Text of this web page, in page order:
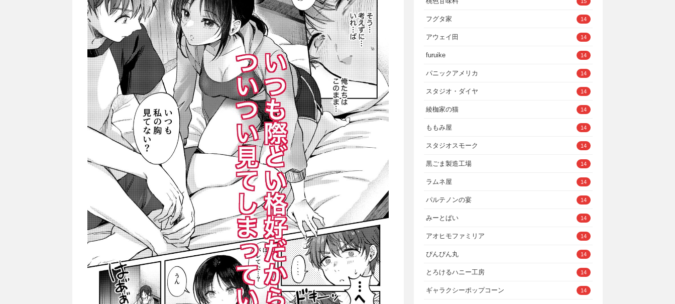
フグタ家 14
アウェイ田 14
furuike 14
パニックアメリカ 14
スタジオ・ダイヤ 14
綾枷家の猫 14
ももみ屋 14
スタジオスモーク 14
黒ごま製造工場 14
ラムネ屋 14
パルテノンの宴 14
みーとぱい 14
アオヒモファミリア 14
ぴんぴん丸 14
とろけるハニー工房 14
ギャラクシーポップコーン 14